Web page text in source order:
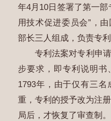
年4月10日签署了第一
用技术促进委员会”，
部长三人组成，负责专利
专利法案对专利申
步要求，即专利说明书
1793年，由于仅有三
重，专利的授予改为注
局后，才恢复了审查制。